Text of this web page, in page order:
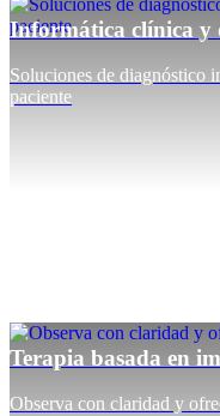
Informática clínica y
Soluciones de diagnóstico
paciente
Terapia basada en
Observa con claridad y